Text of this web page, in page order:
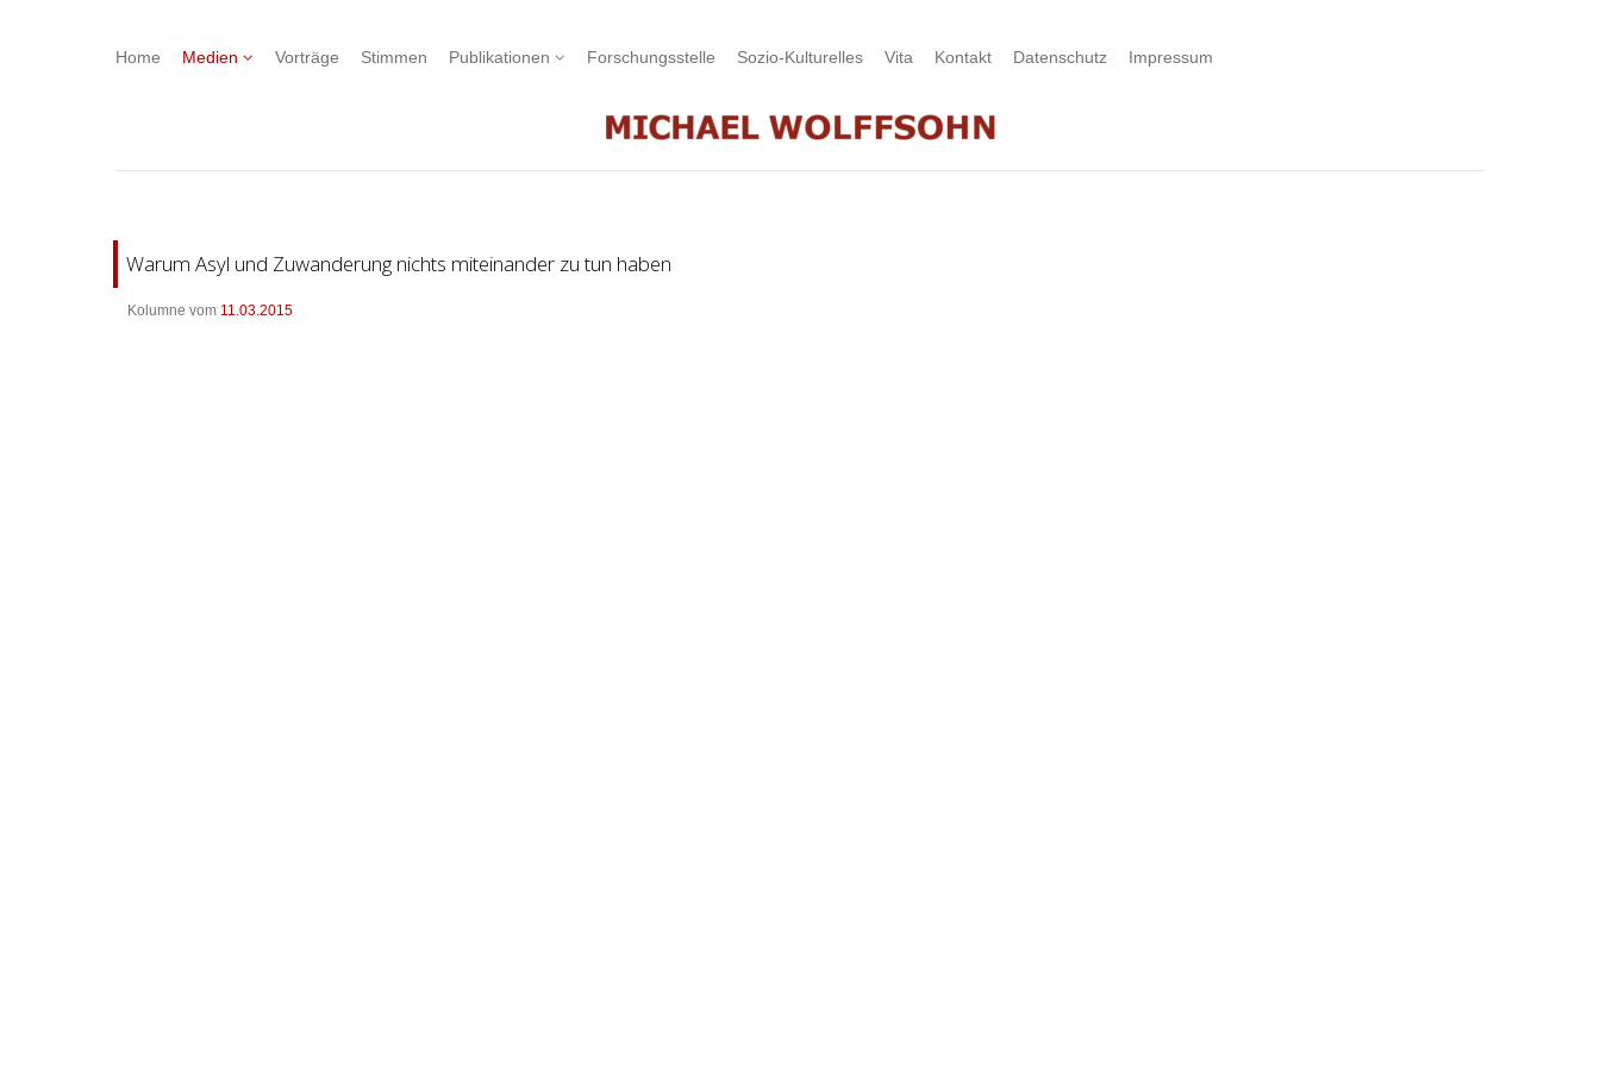
Home Medien Vorträge Stimmen Publikationen Forschungsstelle Sozio-Kulturelles Vita Kontakt Datenschutz Impressum
Warum Asyl und Zuwanderung nichts miteinander zu tun haben
Kolumne vom 11.03.2015